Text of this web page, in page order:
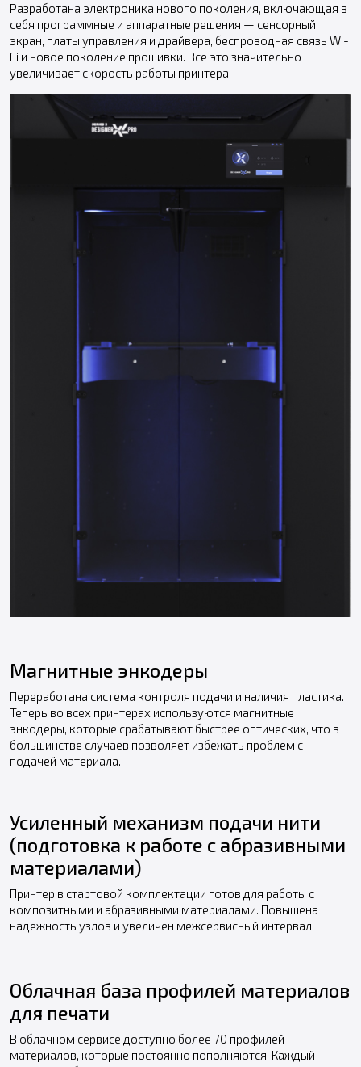
Разработана электроника нового поколения, включающая в
себя программные и аппаратные решения — сенсорный
экран, платы управления и драйвера, беспроводная связь Wi-
Fi и новое поколение прошивки. Все это значительно
увеличивает скорость работы принтера.
Магнитные энкодеры
Переработана система контроля подачи и наличия пластика.
Теперь во всех принтерах используются магнитные
энкодеры, которые срабатывают быстрее оптических, что в
большинстве случаев позволяет избежать проблем с
подачей материала.
Усиленный механизм подачи нити
(подготовка к работе с абразивными
материалами)
Принтер в стартовой комплектации готов для работы с
композитными и абразивными материалами. Повышена
надежность узлов и увеличен межсервисный интервал.
Облачная база профилей материалов
для печати
В облачном сервисе доступно более 70 профилей
материалов, которые постоянно пополняются. Каждый